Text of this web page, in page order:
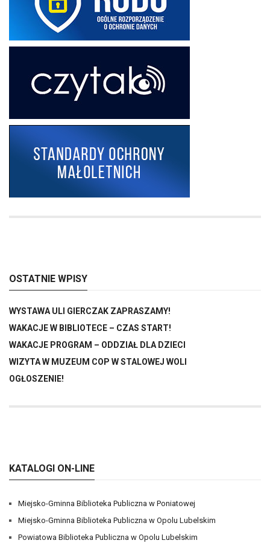
OSTATNIE WPISY
WYSTAWA ULI GIERCZAK ZAPRASZAMY!
WAKACJE W BIBLIOTECE – CZAS START!
WAKACJE PROGRAM – ODDZIAŁ DLA DZIECI
WIZYTA W MUZEUM COP W STALOWEJ WOLI
OGŁOSZENIE!
KATALOGI ON-LINE
Miejsko-Gminna Biblioteka Publiczna w Poniatowej
Miejsko-Gminna Biblioteka Publiczna w Opolu Lubelskim
Powiatowa Biblioteka Publiczna w Opolu Lubelskim